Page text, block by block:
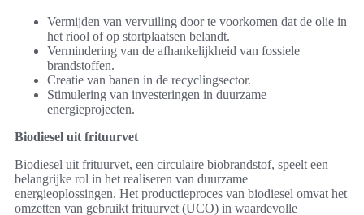
Vermijden van vervuiling door te voorkomen dat de olie in
het riool of op stortplaatsen belandt.
Vermindering van de afhankelijkheid van fossiele
brandstoffen.
Creatie van banen in de recyclingsector.
Stimulering van investeringen in duurzame
energieprojecten.
Biodiesel uit frituurvet
Biodiesel uit frituurvet, een circulaire biobrandstof, speelt een
belangrijke rol in het realiseren van duurzame
energieoplossingen. Het productieproces van biodiesel omvat het
omzetten van gebruikt frituurvet (UCO) in waardevolle